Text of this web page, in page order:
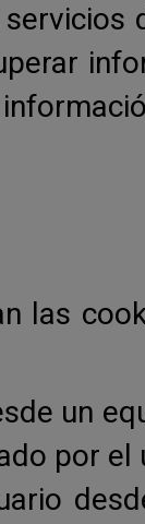
las
un
por el